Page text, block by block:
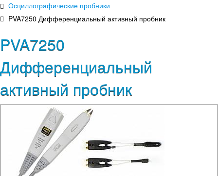
Осциллографические пробники
PVA7250 Дифференциальный активный пробник
PVA7250
Дифференциальный
активный пробник